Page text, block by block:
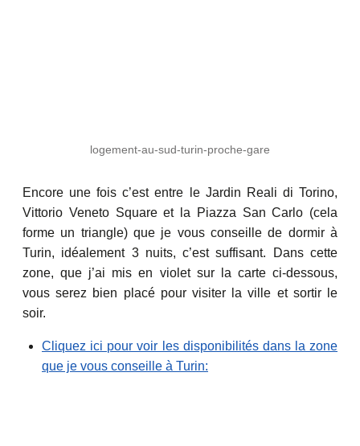
logement-au-sud-turin-proche-gare
Encore une fois c’est entre le Jardin Reali di Torino,
Vittorio Veneto Square et la Piazza San Carlo (cela
forme un triangle) que je vous conseille de dormir à
Turin, idéalement 3 nuits, c’est suffisant. Dans cette
zone, que j’ai mis en violet sur la carte ci-dessous,
vous serez bien placé pour visiter la ville et sortir le
soir.
Cliquez ici pour voir les disponibilités dans la zone
que je vous conseille à Turin: